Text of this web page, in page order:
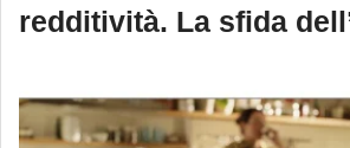
redditività. La sfida